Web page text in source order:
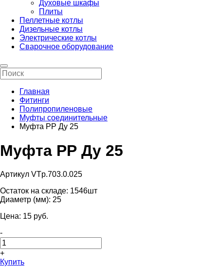
Духовые шкафы
Плиты
Пеллетные котлы
Дизельные котлы
Электрические котлы
Сварочное оборудование
Главная
Фитинги
Полипропиленовые
Муфты соединительные
Муфта РР Ду 25
Муфта РР Ду 25
Артикул VTp.703.0.025
Остаток на складе: 1546шт
Диаметр (мм): 25
Цена: 15 pуб.
-
+
Купить